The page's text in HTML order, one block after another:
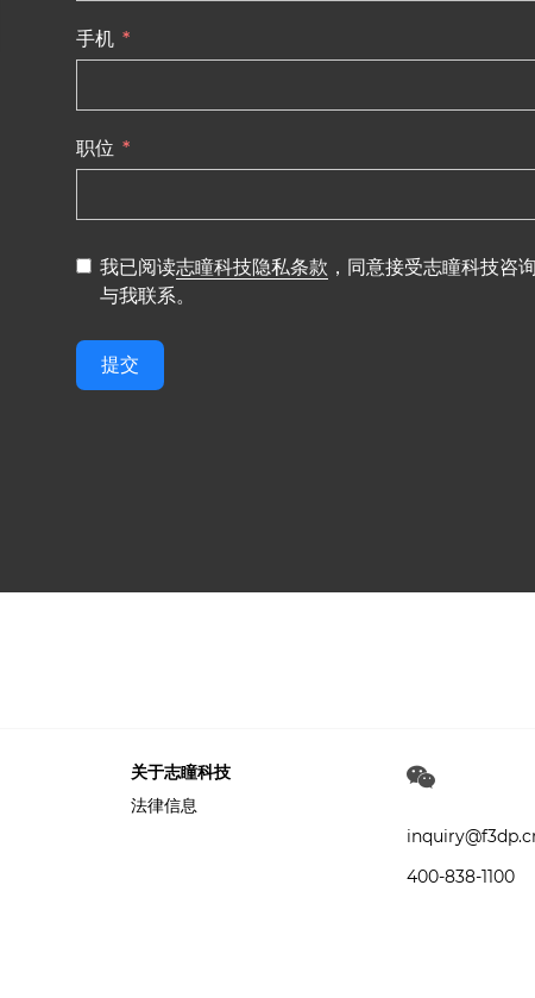
手机
职位
我已阅读志瞳科技隐私条款 ，同意接受志瞳科技咨
与我联系。
提交
关于志瞳科技
法律信息
400-838-1100